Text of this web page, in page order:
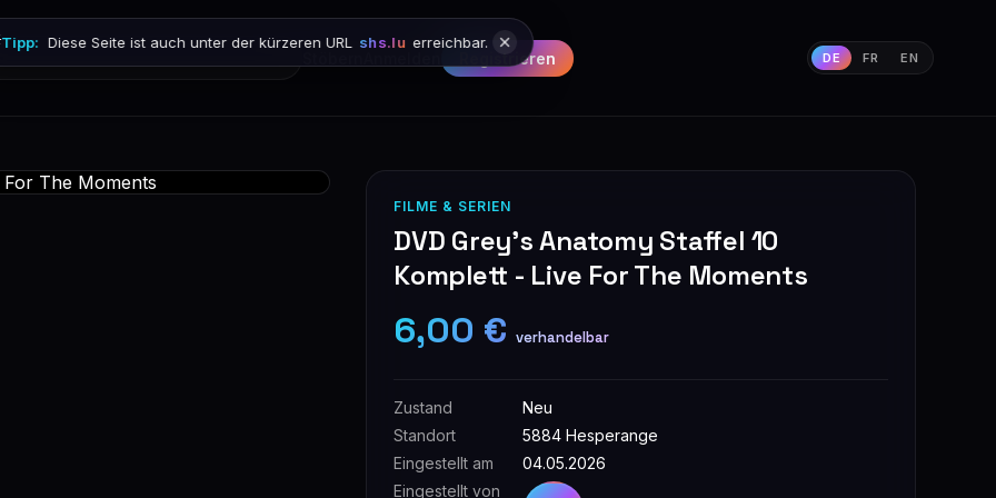
Registrieren DE FR EN
Tipp: Diese Seite ist auch unter der kürzeren URL shs.lu erreichbar.
FILME & SERIEN
DVD Grey's Anatomy Staffel 10
Komplett - Live For The Moments
6,00 € verhandelbar
Zustand
Neu
Standort
5884 Hesperange
Eingestellt am
04.05.2026
Eingestellt von